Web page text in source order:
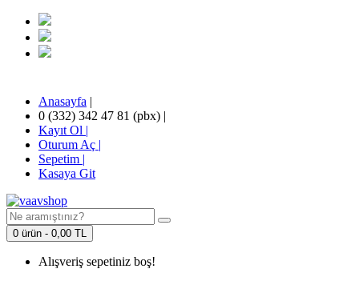
Anasayfa |
0 (332) 342 47 81 (pbx) |
Kayıt Ol |
Oturum Aç |
Sepetim |
Kasaya Git
0 ürün - 0,00 TL
Alışveriş sepetiniz boş!